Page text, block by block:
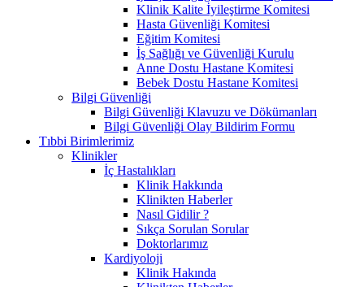
Klinik Kalite İyileştirme Komitesi
Hasta Güvenliği Komitesi
Eğitim Komitesi
İş Sağlığı ve Güvenliği Kurulu
Anne Dostu Hastane Komitesi
Bebek Dostu Hastane Komitesi
Bilgi Güvenliği
Bilgi Güvenliği Klavuzu ve Dökümanları
Bilgi Güvenliği Olay Bildirim Formu
Tıbbi Birimlerimiz
Klinikler
İç Hastalıkları
Klinik Hakkında
Klinikten Haberler
Nasıl Gidilir ?
Sıkça Sorulan Sorular
Doktorlarımız
Kardiyoloji
Klinik Hakında